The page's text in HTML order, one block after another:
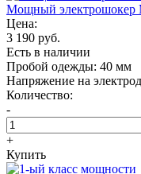
Мощный электрошокер
Цена:
3 190 руб.
Есть в наличии
Пробой одежды: 40 мм
Напряжение на
Количество:
-
+
Купить